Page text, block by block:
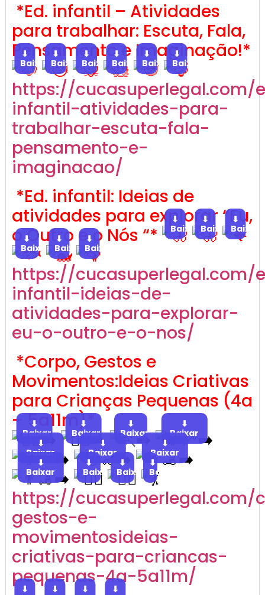
*Ed. infantil – Atividades
para trabalhar: Escuta, Fala,
Pensamento e Imaginação!*
⬇
Baixar
⬇
Baixar
⬇
Baixar
⬇
Baixar
⬇
Baixar
⬇
Baixar
https://cucasuperlegal.com/
infantil-atividades-para-
trabalhar-escuta-fala-
pensamento-e-
imaginacao/
*Ed. infantil: Ideias de
atividades para explorar “Eu,
o Outro e o Nós “*
⬇
Baixar
⬇
Baixar
⬇
Baixar
⬇
Baixar
⬇
Baixar
⬇
Baixar
https://cucasuperlegal.com/
infantil-ideias-de-
atividades-para-explorar-
eu-o-outro-e-o-nos/
*Corpo, Gestos e
Movimentos:Ideias Criativas
para Crianças Pequenas (4a
– 5a11m)*
⬇
Baixar
⬇
Baixar
⬇
Baixar
⬇
Baixar
⬇
Baixar
⬇
Baixar
⬇
Baixar
⬇
Baixar
⬇
Baixar
⬇
Baixar
⬇
Baixar
https://cucasuperlegal.com/
gestos-e-
movimentosideias-
criativas-para-criancas-
pequenas-4a-5a11m/
⬇
⬇
⬇
⬇